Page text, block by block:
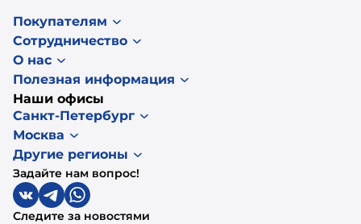
Покупателям
Сотрудничество
О нас
Полезная информация
Наши офисы
Санкт-Петербург
Москва
Другие регионы
Задайте нам вопрос!
Следите за новостями